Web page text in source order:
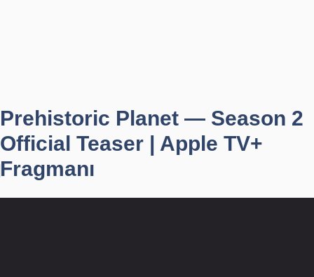
Prehistoric Planet — Season 2
Official Teaser | Apple TV+
Fragmanı